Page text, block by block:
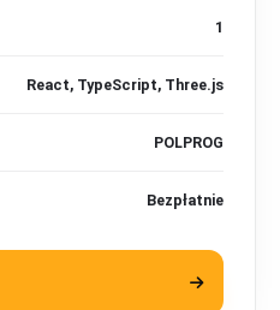
1
React, TypeScript, Three.js
POLPROG
Bezpłatnie